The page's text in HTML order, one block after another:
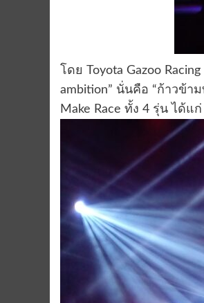
โดย Toyota Gazoo
ambition” นั่นคือ “ก้าวข้
Make Race ทั้ง 4 รุ่น ได้แก่